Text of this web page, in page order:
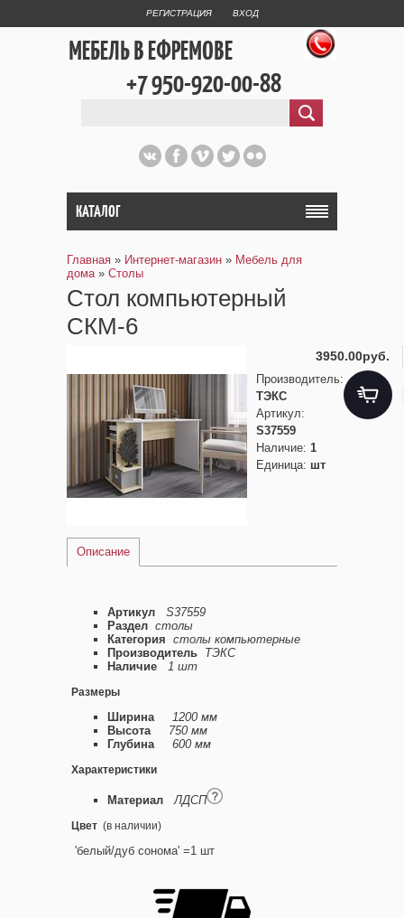
РЕГИСТРАЦИЯ ВХОД
МЕБЕЛЬ В ЕФРЕМОВЕ
+7 950-920-00-88
КАТАЛОГ
Главная » Интернет-магазин » Мебель для
дома » Столы
Стол компьютерный
СКМ-6
3950.00руб.
Производитель:
ТЭКС
Артикул:
S37559
Наличие: 1
Единица: шт
Описание
Артикул
S37559
Раздел столы
Категория столы компьютерные
Производитель ТЭКС
Наличие
1 шт
Размеры
Ширина
1200 мм
Высота
750 мм
Глубина
600 мм
Характеристики
Материал ЛДСП
Цвет (в наличии)
'белый/дуб сонома' =1 шт